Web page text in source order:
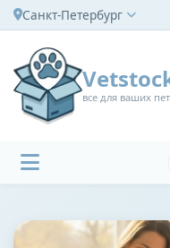
Санкт-Петербург
все для ваших